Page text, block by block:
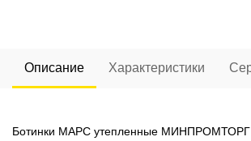
Описание Характеристики
Ботинки МАРС утепленные МИНПРОМТОРГ